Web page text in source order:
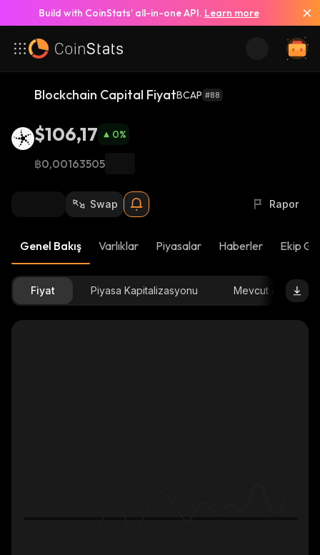
Build with CoinStats’ all-in-one API. Learn more
Blockchain Capital FiyatBCAP #88
$106,17 0%
฿0,00163505
Swap Rapor
Genel Bakış Varlıklar Piyasalar Haberler Ekip
Fiyat Piyasa Kapitalizasyonu Mevcut arz